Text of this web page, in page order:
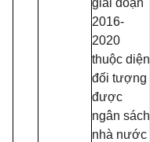
giai đoạn
2016-
2020
thuộc diện
đối tượng
được
ngân sách
nhà nước